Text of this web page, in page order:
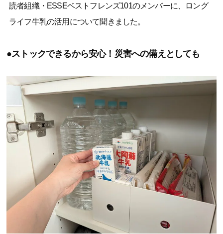
読者組織・ESSEベストフレンズ101のメンバーに、ロング
ライフ牛乳の活用について聞きました。
●ストックできるから安心！災害への備えとしても